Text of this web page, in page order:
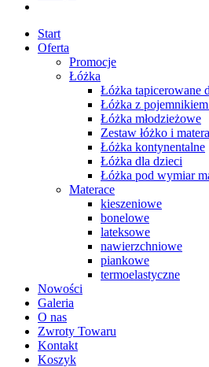
Start
Oferta
Promocje
Łóżka
Łóżka tapicerowane
Łóżka z
Łóżka młodzieżowe
Zestaw łóżko i
Łóżka kontynentalne
Łóżka dla dzieci
Łóżka pod wymiar
Materace
kieszeniowe
bonelowe
lateksowe
nawierzchniowe
piankowe
termoelastyczne
Nowości
Galeria
O nas
Zwroty Towaru
Kontakt
Koszyk